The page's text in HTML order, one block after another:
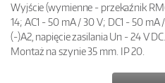
Wyjście (wymienne - przekaźnik
14; AC1 - 50 mA / 30 V; DC1 - 50 mA
(-)A2, napięcie zasilania Un - 24 V
Montaż na szynie 35 mm. IP 20.